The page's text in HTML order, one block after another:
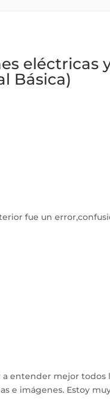
eléctricas
Básica)
fue un
a entender mejor todos
e imágenes. Estoy